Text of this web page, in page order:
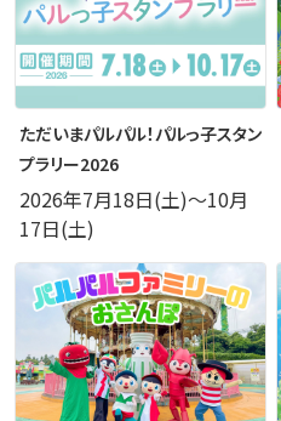
ただいまパルパル！パルっ子スタン
プラリー2026
2026年7月18日(土)～10月
17日(土)